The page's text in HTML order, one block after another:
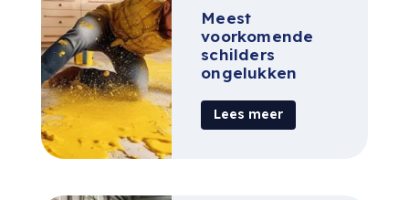
Meest
voorkomende
schilders
ongelukken
Lees meer